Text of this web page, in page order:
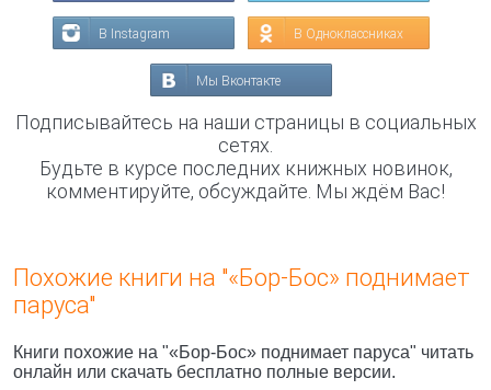
В Instagram В Одноклассниках
Мы Вконтакте
Подписывайтесь на наши страницы в социальных
сетях.
Будьте в курсе последних книжных новинок,
комментируйте, обсуждайте. Мы ждём Вас!
Похожие книги на "«Бор-Бос» поднимает
паруса"
Книги похожие на "«Бор-Бос» поднимает паруса" читать
онлайн или скачать бесплатно полные версии.